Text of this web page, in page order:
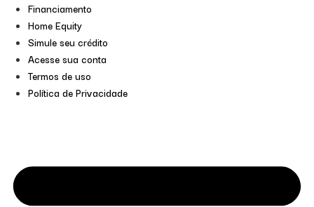
Financiamento
Home Equity
Simule seu crédito
Acesse sua conta
Termos de uso
Política de Privacidade